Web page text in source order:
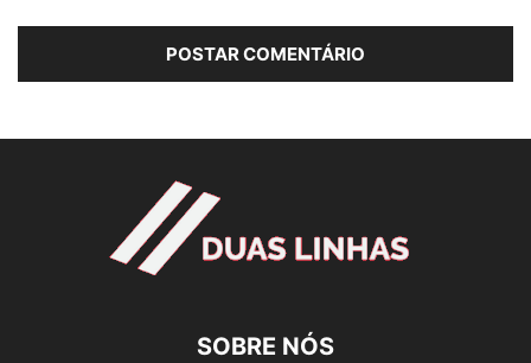
SOBRE NÓS